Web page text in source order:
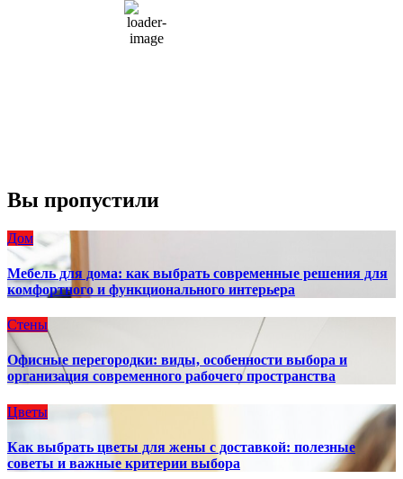
66 %
1004 мб
10 mph
Вы пропустили
Дом
Мебель для дома: как выбрать современные решения для
комфортного и функционального интерьера
Стены
Офисные перегородки: виды, особенности выбора и
организация современного рабочего пространства
Цветы
Как выбрать цветы для жены с доставкой: полезные
советы и важные критерии выбора